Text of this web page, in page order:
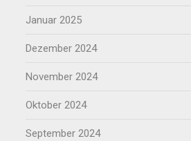
Januar 2025
Dezember 2024
November 2024
Oktober 2024
September 2024